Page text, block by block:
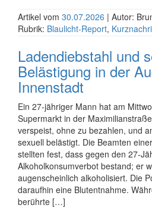
Artikel vom 30.07.2026 | Autor:
Rubrik: Blaulicht-Report,
Ladendiebstahl und
Belästigung in der
Innenstadt
Ein 27-jähriger Mann hat am
Supermarkt in der
verspeist, ohne zu bezahlen, und
sexuell belästigt. Die Beamten
stellten fest, dass gegen den 27-
Alkoholkonsumverbot bestand; er
augenscheinlich alkoholisiert. Die
daraufhin eine Blutentnahme.
berührte […]